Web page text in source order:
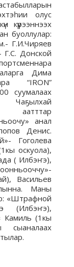
олус
буоллулар:
Г.И.Чиряев
Донской
Дима
“IRON”
суумалаах
Чаҕылхай
аатттар
анал
Денис.
Гоголева
оскуола),
( Илбэҥэ),
Васильев
Маны
«Штрафной
(Илбэҥэ),
Камиль (1кы
сыаналаах